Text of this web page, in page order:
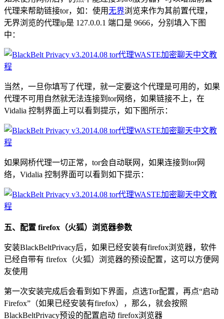
代理来帮助链接tor，如：使用无界浏览来作为其前置代理，
无界浏览的代理ip是 127.0.0.1 端口是 9666，分别填入下图
中：
当然，一旦你填写了代理，就一定要这个代理是可用的，如果
代理不可用自然就无法连接到tor网络，如果链接不上，在
Vidalia 控制界面上可以看到提示，如下图所示：
如果网桥代理一切正常，tor会自动联网，如果连接到tor网
络，Vidalia 控制界面可以看到如下提示：
五、配置 firefox（火狐）浏览器参数
安装BlackBeltPrivacy后，如果已经安装有firefox浏览器，软件
已经自带有 firefox（火狐）浏览器的预设配置，这可以方便网
友使用
第一次安装完成后会看到如下界面，点选Tor配置，再点“启动
Firefox”（如果已经安装有firefox），那么，就会按照
BlackBeltPrivacy预设的配置启动 firefox浏览器